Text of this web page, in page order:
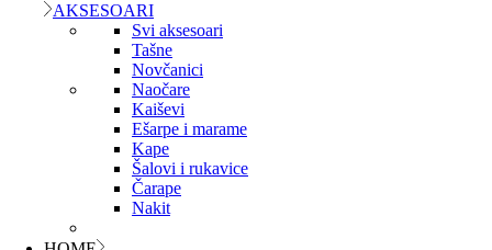
AKSESOARI
Svi aksesoari
Tašne
Novčanici
Naočare
Kaiševi
Ešarpe i marame
Kape
Šalovi i rukavice
Čarape
Nakit